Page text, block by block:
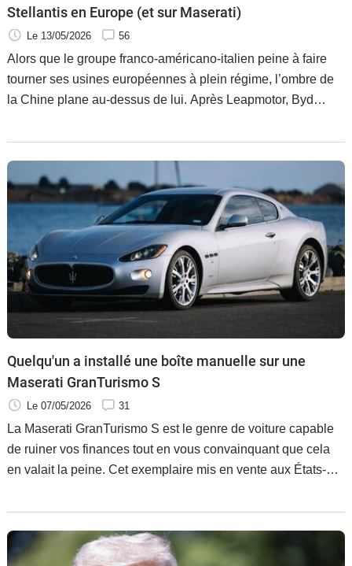
Stellantis en Europe (et sur Maserati)
Le 13/05/2026 56
Alors que le groupe franco-américano-italien peine à faire
tourner ses usines européennes à plein régime, l’ombre de
la Chine plane au-dessus de lui. Après Leapmotor, Byd
que partager. Entre la volonté de sa patronne Stella Li de
s’offrir des capacités de production prêtes à l’emploi et son
intérêt affiché pour le prestige de Maserati, Stellantis joue
une partition serrée, à quelques jours de l’annonce de son
plan stratégique crucial.
Quelqu'un a installé une boîte manuelle sur une
Maserati GranTurismo S
Le 07/05/2026 31
La Maserati GranTurismo S est le genre de voiture capable
de ruiner vos finances tout en vous convainquant que cela
en valait la peine. Cet exemplaire mis en vente aux États-
Maserati n’a jamais osé proposer d’usine. De quoi
transformer un élégant coupé italien en très mauvaise idée
absolument irrésistible.